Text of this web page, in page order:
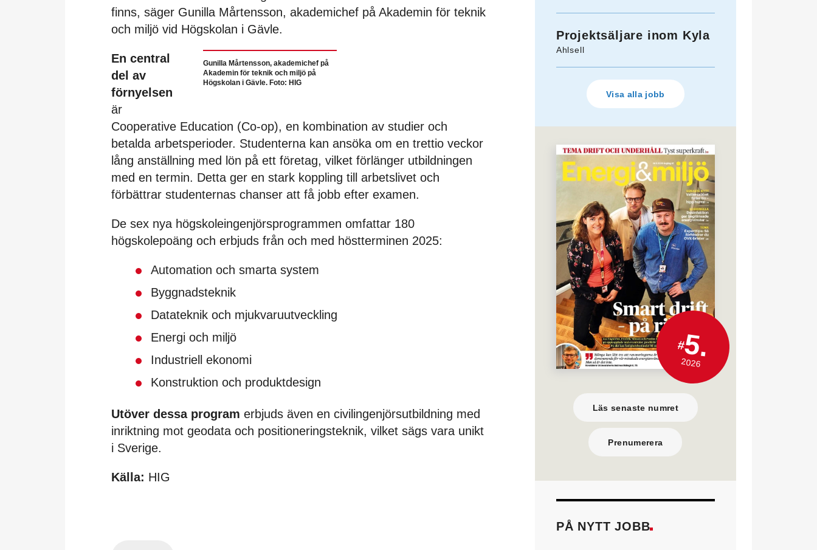
finns, säger Gunilla Mårtensson, akademichef på Akademin för teknik
och miljö vid Högskolan i Gävle.
Gunilla Mårtensson, akademichef på
Akademin för teknik och miljö på
Högskolan i Gävle. Foto: HIG
En central
del av
förnyelsen
är
Cooperative Education (Co-op), en kombination av studier och
betalda arbetsperioder. Studenterna kan ansöka om en trettio veckor
lång anställning med lön på ett företag, vilket förlänger utbildningen
med en termin. Detta ger en stark koppling till arbetslivet och
förbättrar studenternas chanser att få jobb efter examen.
De sex nya högskoleingenjörsprogrammen omfattar 180
högskolepoäng och erbjuds från och med höstterminen 2025:
Automation och smarta system
Byggnadsteknik
Datateknik och mjukvaruutveckling
Energi och miljö
Industriell ekonomi
Konstruktion och produktdesign
Utöver dessa program erbjuds även en civilingenjörsutbildning med
inriktning mot geodata och positioneringsteknik, vilket sägs vara unikt
i Sverige.
Källa: HIG
Projektsäljare inom Kyla
Ahlsell
Visa alla jobb
#5.
2026
Läs senaste numret
Prenumerera
PÅ NYTT JOBB